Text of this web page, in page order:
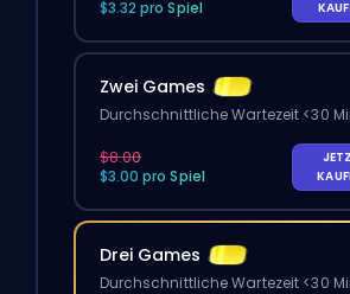
$3.32 pro Spiel
Zwei Games
Durchschnittliche Wartezeit <30
$8.00
$3.00 pro Spiel
Drei Games
Durchschnittliche Wartezeit <30